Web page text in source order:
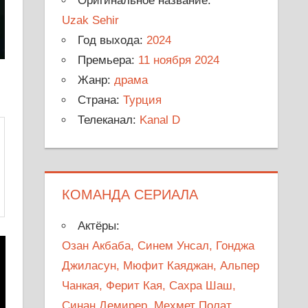
Uzak Sehir
Год выхода:2024
Премьера: 11 ноября 2024
Жанр:драма
Страна:Турция
Телеканал: Kanal D
КОМАНДА СЕРИАЛА
Актёры:
Озан Акбаба, Синем Унсал, Гонджа
Джиласун, Мюфит Каяджан, Альпер
Чанкая, Ферит Кая, Сахра Шаш,
Синан Демирер, Мехмет Полат,